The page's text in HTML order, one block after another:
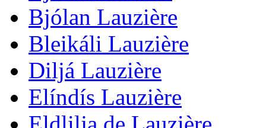
Bjólan Lauzière
Bleikáli Lauzière
Diljá Lauzière
Elíndís Lauzière